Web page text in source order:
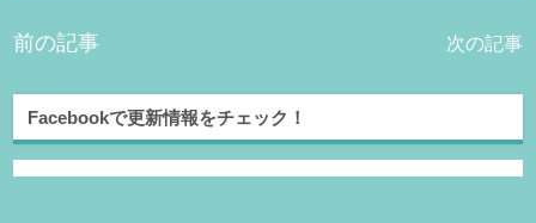
前の記事 次の記事
Facebookで更新情報をチェック！